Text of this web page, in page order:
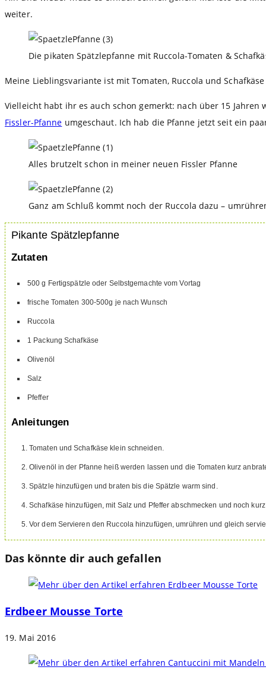
weiter.
Die pikaten Spätzlepfanne mit Ruccola-Tomaten &
Meine Lieblingsvariante ist mit Tomaten, Ruccola und
Vielleicht habt ihr es auch schon gemerkt: nach über 15
Fissler-Pfanne umgeschaut. Ich hab die Pfanne jetzt seit ein
Alles brutzelt schon in meiner neuen Fissler Pfanne
Ganz am Schluß kommt noch der Ruccola dazu –
Pikante Spätzlepfanne
Zutaten
500 g Fertigspätzle oder Selbstgemachte vom Vortag
frische Tomaten 300-500g je nach Wunsch
Ruccola
1 Packung Schafkäse
Olivenöl
Salz
Pfeffer
Anleitungen
Tomaten und Schafkäse klein schneiden.
Olivenöl in der Pfanne heiß werden lassen und die Tomaten kurz
Spätzle hinzufügen und braten bis die Spätzle warm sind.
Schafkäse hinzufügen, mit Salz und Pfeffer abschmecken und noch
Vor dem Servieren den Ruccola hinzufügen, umrühren und gleich
Das könnte dir auch gefallen
Erdbeer Mousse Torte
19. Mai 2016